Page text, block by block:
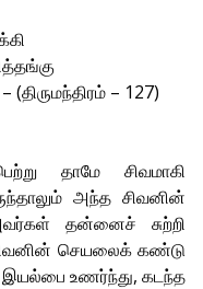
– 127)
தாமே சிவமாகி
அந்த சிவனின்
தன்னைச் சுற்றி
செயலைக் கண்டு
இயல்பை உணர்ந்து, கடந்த